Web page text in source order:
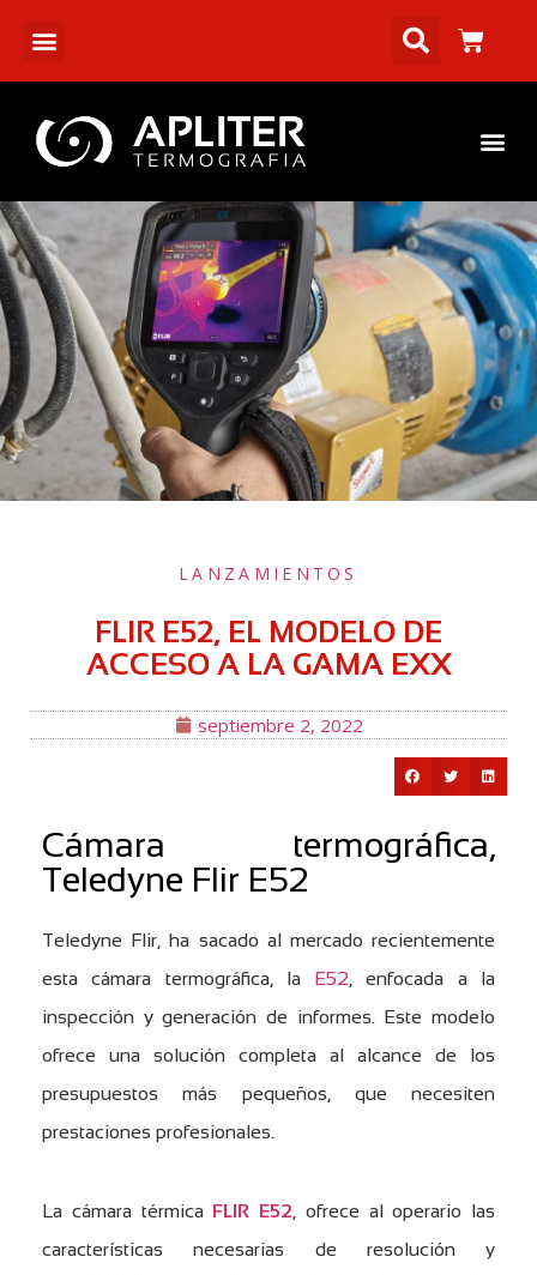
LANZAMIENTOS
FLIR E52, EL MODELO DE
ACCESO A LA GAMA EXX
septiembre 2, 2022
Cámara termográfica,
Teledyne Flir E52
Teledyne Flir, ha sacado al mercado recientemente
esta cámara termográfica, la E52 , enfocada a la
inspección y generación de informes. Este modelo
ofrece una solución completa al alcance de los
presupuestos más pequeños, que necesiten
prestaciones profesionales.
La cámara térmica FLIR E52 , ofrece al operario las
características necesarias de resolución y